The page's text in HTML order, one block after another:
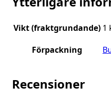
Vikt (fraktgrundande) 1
Förpackning
Recensioner